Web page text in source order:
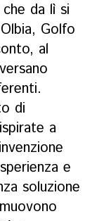
da lì si
Golfo
al
di
a
e
soluzione